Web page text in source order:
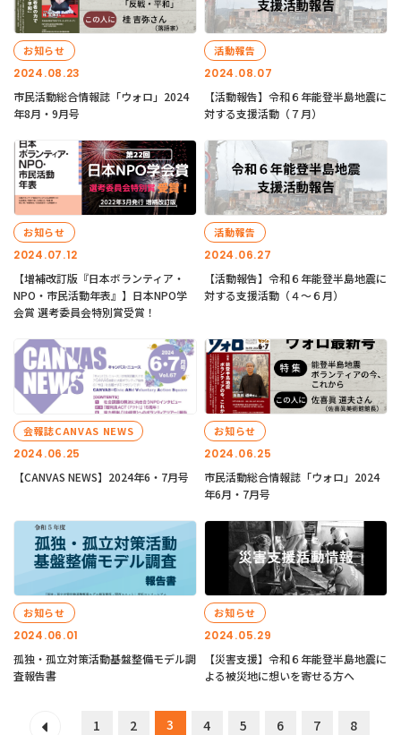
2024.08.23
お知らせ
市民活動総合情報誌「ウォロ」2024
年8月・9月号
2024.08.07
活動報告
【活動報告】令和６年能登半島地震に
対する支援活動（７月）
2024.07.12
お知らせ
【増補改訂版『日本ボランティア・
NPO・市民活動年表』】日本NPO学
会賞 選考委員会特別賞受賞！
2024.06.27
活動報告
【活動報告】令和６年能登半島地震に
対する支援活動（４〜６月）
2024.06.25
会報誌CANVAS NEWS
【CANVAS NEWS】2024年6・7月号
2024.06.25
お知らせ
市民活動総合情報誌「ウォロ」2024
年6月・7月号
2024.06.01
お知らせ
孤独・孤立対策活動基盤整備モデル調
査報告書
2024.05.29
お知らせ
【災害支援】令和６年能登半島地震に
よる被災地に想いを寄せる方へ
1 2 3 4 5 6 7
8